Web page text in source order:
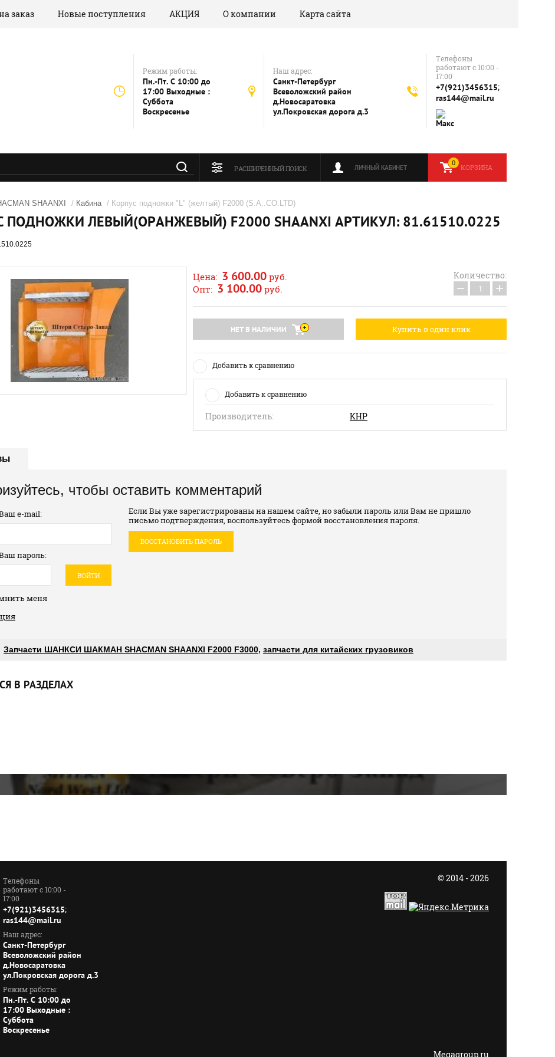
заказ Новые поступления АКЦИЯ О компании Карта сайта
Режим работы:
Пн.-Пт. C 10:00 до
17:00 Выходные :
Суббота
Воскресенье
Наш адрес:
Санкт-Петербург
Всеволожский район
д.Новосаратовка
ул.Покровская дорога д.3
Телефоны
работают с 10:00 -
17:00
+7(921)3456315;
ras144@mail.ru
КОРЗИНА
0
ЛИЧНЫЙ КАБИНЕТ
РАСШИРЕННЫЙ ПОИСК
SHAANXI / Кабина / Корпус подножки "L" (желтый) F2000 (S.A..CO.LTD)
ПОДНОЖКИ ЛЕВЫЙ(ОРАНЖЕВЫЙ) F2000 SHAANXI АРТИКУЛ: 81.61510.0225
Цена: 3 600.00 руб.
Опт: 3 100.00 руб.
Количество:
− +
НЕТ В НАЛИЧИИ Купить в один клик
Добавить к сравнению
Добавить к сравнению
Производитель: КНР
чтобы оставить комментарий
e-mail:
пароль:
ВОЙТИ
меня
Если Вы уже зарегистрированы на нашем сайте, но забыли пароль или Вам не пришло
письмо подтверждения, воспользуйтесь формой восстановления пароля.
ВОССТАНОВИТЬ ПАРОЛЬ
Запчасти ШАНКСИ ШАКМАН SHACMAN SHAANXI F2000 F3000, запчасти для китайских грузовиков
В РАЗДЕЛАХ
Телефоны
работают с 10:00 -
17:00
+7(921)3456315;
ras144@mail.ru
Наш адрес:
Санкт-Петербург
Всеволожский район
д.Новосаратовка
ул.Покровская дорога д.3
Режим работы:
Пн.-Пт. C 10:00 до
17:00 Выходные :
Суббота
Воскресенье
© 2014 - 2026
Megagroup.ru